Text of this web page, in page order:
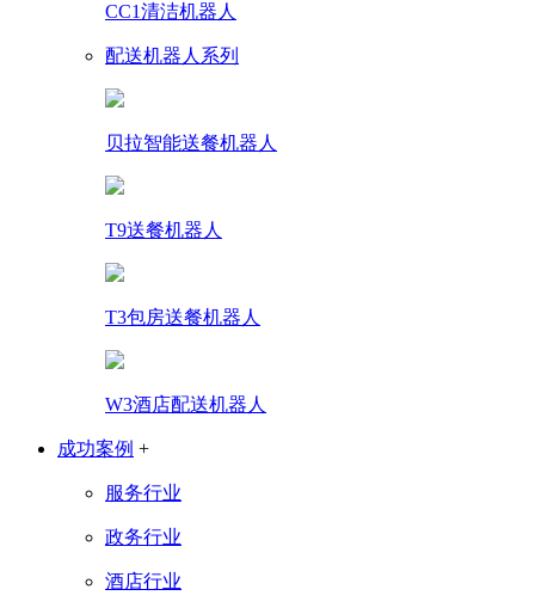
CC1清洁机器人
配送机器人系列
贝拉智能送餐机器人
T9送餐机器人
T3包房送餐机器人
W3酒店配送机器人
成功案例 +
服务行业
政务行业
酒店行业